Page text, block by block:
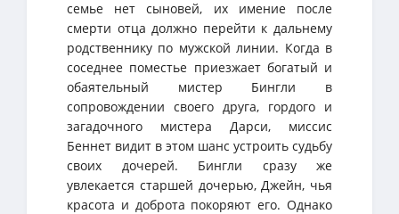
семье нет сыновей, их имение после
смерти отца должно перейти к дальнему
родственнику по мужской линии. Когда в
соседнее поместье приезжает богатый и
обаятельный мистер Бингли в
сопровождении своего друга, гордого и
загадочного мистера Дарси, миссис
Беннет видит в этом шанс устроить судьбу
своих дочерей. Бингли сразу же
увлекается старшей дочерью, Джейн, чья
красота и доброта покоряют его. Однако